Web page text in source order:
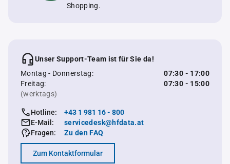
Shopping.
Unser Support-Team ist für Sie da!
Montag - Donnerstag:
07:30 - 17:00
Freitag:
07:30 - 15:00
(werktags)
Hotline:
+43 1 981 16 - 800
E-Mail:
servicedesk@hfdata.at
Fragen:
Zu den FAQ
Zum Kontaktformular